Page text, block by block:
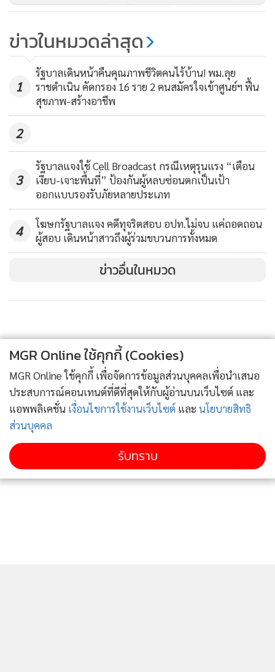
อมๆ โดยใช้ประกาศคณะกรรมการปิโตรเลียมในการออกกฎ
เช็คเปล่าไปให้กับฝ่ายบริหาร กระบวนการทำงานแบบนี้ใน
รัฐธรรมนูญชั่วคราวกำหนดไว้ว่า คสช.ต้องการยกร่างรัฐธรรมนูญ
ป้องกันการทุจริต แต่การออกเช็คเปล่าให้ผู้บริหารไม่สอดคล้อง
กับข้อสัญญาของ คสช.ที่จะมีการออกกติกาป้องกันการทุจริต
ส่วนการแก้ไข พ.ร.บ.ไม่ใช่เรื่องง่ายๆ ต้องผ่านรัฐสภา มี
กระบวนการกลั่นกรอง ถ่วงดุล ตรวจสอบอย่างละเอียด แต่พอไป
ใส่ไว้ให้ดำเนินการ ผ่านประกาศคณะกรรมการปิโตรเลียม หรือ
กฎกระทรวง ไม่เหมือนกับการกำหนดติกาไว้ในชั้นพระราช
เป็นการเปิดประตูที่ไม่ป้องกันการทุจริตอย่างเหมาะสม และร่าง
กฎหมายของกระทรวงพลังงานเสนอให้ใช้ระบบแบ่งปันผลผลิต
โดยรัฐได้ส่วนแบ่งปิโตรเลียมเป็นของ ทั้งที่วิธีการบริหารจัดการมี
หลายวิธีเพื่อให้ได้ผลประโยชน์อย่างอื่น จำเป็นต้องตั้งบรรษัท
“การยกร่างแบบนี้เป็นการรอนสิทธิของรัฐบาลในอนาคตที่จะมี
ทางเลือกอื่นนอกเหนือจากการขายทันที ลักษณะของการยกร่าง
กฎหมายที่มีการรอนสิทธิ์อย่างนี้ ผมคิดว่ามันไม่สอดคล้องกับ
รัฐธรรมนูญชั่วคราวที่เขียนไว้ว่าจะกำหนดกติกาบริหารบ้านเมือง
ที่เหมาะสมส่งมอบให้กับรัฐบาลที่จะเกิดขึ้นในอนาคตต่อไป วันนี้
ผมได้ทำจดหมายเปิดผนึกอีกฉบับหนึ่งแจ้งให้นายกรัฐมนตรี และ
สำเนาไปถึงคณะกรรมการกฤษฎีกาได้ทราบว่า การที่รัฐบาลซึ่งมี
รากเหง้ามาจาก คสช.จะผ่านร่างกฎหมายซึ่งไม่เป็นไปตามสิ่งที่
300
“บิ๊กตู่” ยกเป็นประวัติศาสตร์เอสเอ็
เช็คเปล่าการเมือง
ข่าวในหมวดล่าสุด
1
รัฐบาลเดินหน้าคืนคุณภาพชีวิตคนไร้บ้าน! พม.ลุย
ราชดำเนิน คัดกรอง 16 ราย 2 คนสมัครใจเข้าศูนย์ฯ ฟื้น
สุขภาพ-สร้างอาชีพ
2
3
รัฐบาลแจงใช้ Cell Broadcast กรณีเหตุรุนแรง “เตือน
เงียบ-เจาะพื้นที่” ป้องกันผู้หลบซ่อนตกเป็นเป้า
ออกแบบรองรับภัยหลายประเภท
4
โฆษกรัฐบาลแจง คดีทุจริตสอบ อปท.ไม่จบ แค่ถอดถอน
ผู้สอบ เดินหน้าสาวถึงผู้ร่วมขบวนการทั้งหมด
ข่าวอื่นในหมวด
MGR Online ใช้คุกกี้ (Cookies)
MGR Online ใช้คุกกี้ เพื่อจัดการข้อมูลส่วนบุคคลเพื่อนำเสนอ
ประสบการณ์คอนเทนต์ที่ดีที่สุดให้กับผู้อ่านบนเว็บไซต์ และ
แอพพลิเคชั่น เงื่อนไขการใช้งานเว็บไซต์ และ นโยบายสิทธิ
ส่วนบุคคล
รับทราบ